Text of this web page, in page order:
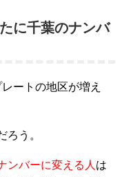
千葉のナンバ
ートの地区が増え
ろう。
ンバーに変える人 は